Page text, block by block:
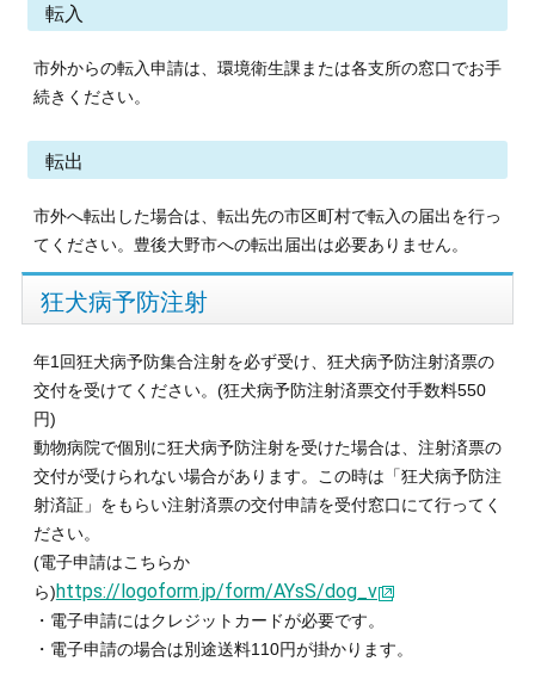
転入
市外からの転入申請は 、環境衛生課または各支所の窓口でお手
続きください。
転出
市外へ転出した場合は、転出先の市区町村で転入の届出を行っ
てください。豊後大野市への転出届出は必要ありません。
狂犬病予防注射
年1回狂犬病予防集合注射を必ず受け、狂犬病予防注射済票の
交付を受けてください。 (狂犬病予防注射済票交付手数料550
円)
動物病院で個別に狂犬病予防注射を受けた場合は、注射済票の
交付が受けられない場合があります。この時は「狂犬病予防注
射済証」をもらい注射済票の交付申請を受付窓口にて行ってく
ださい。
(電子申請はこちらか
ら) https://logoform.jp/form/AYsS/dog_v
・電子申請にはクレジットカードが必要です。
・電子申請の場合は別途送料110円が掛かります。